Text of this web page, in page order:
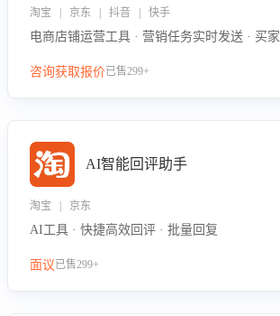
淘宝 | 京东 | 抖音 | 快手
电商店铺运营工具 · 营销任务实时发送 · 买
咨询获取报价已售299+
AI智能回评助手
淘宝 | 京东
AI工具 · 快捷高效回评 · 批量回复
面议已售299+